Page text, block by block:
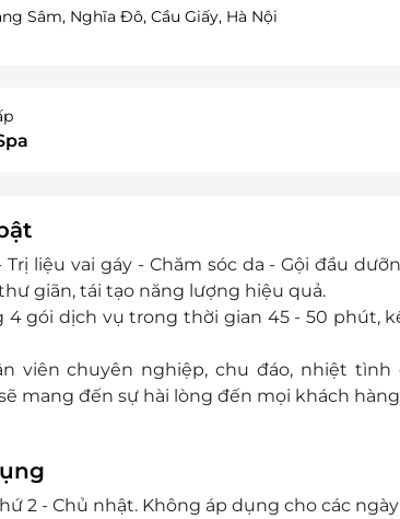
Sâm, Nghĩa Đô, Cầu Giấy, Hà Nội
Trị liệu vai gáy - Chăm sóc da - Gội đầu
giãn, tái tạo năng lượng hiệu quả.
4 gói dịch vụ trong thời gian 45 - 50 phút,
viên chuyên nghiệp, chu đáo, nhiệt
mang đến sự hài lòng đến mọi khách
2 - Chủ nhật. Không áp dụng cho các